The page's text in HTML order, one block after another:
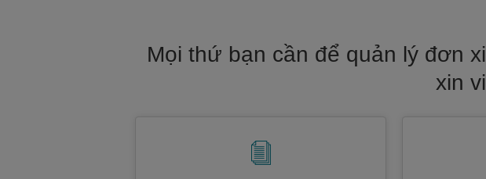
Mọi thứ bạn cần để quản lý đơn
xin